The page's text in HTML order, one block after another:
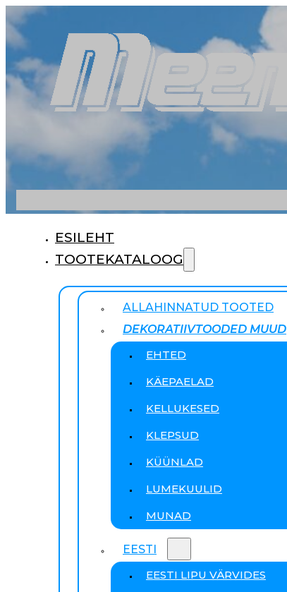
ESILEHT
TOOTEKATALOOG
ALLAHINNATUD TOOTED
DEKORATIIVTOODED MUUD
EHTED
KÄEPAELAD
KELLUKESED
KLEPSUD
KÜÜNLAD
LUMEKUULID
MUNAD
EESTI
EESTI LIPU VÄRVIDES